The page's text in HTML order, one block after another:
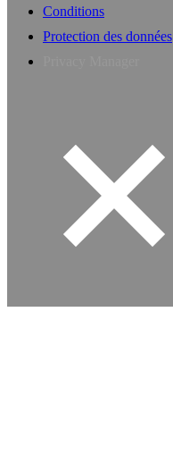
Conditions
Protection des données